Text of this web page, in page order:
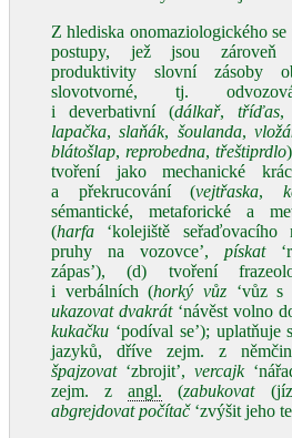
Z hlediska onomaziologického
postupy, jež jsou zároveň
produktivity slovní zásoby
slovotvorné, tj.
i deverbativní (dálkař,tříďas,
lapačka,slaňák, šoulanda,
blátošlap,reprobedna,třeštiprdlo
tvoření jako mechanické
a překrucování (vejtřaska,
sémantické, metaforické a
(harfa ‘kolejiště seřaďovacího
pruhy na vozovce’, pískat
zápas’), (d) tvoření
i verbálních (horký vůz ‘vůz s
ukazovat dvakrát‘návěst volno
kukačku ‘podíval se’);
jazyků, dříve zejm. z
špajzovat‘zbrojit’,vercajk
zejm. zangl. (zabukovat
abgrejdovat počítač‘zvýšit jeho